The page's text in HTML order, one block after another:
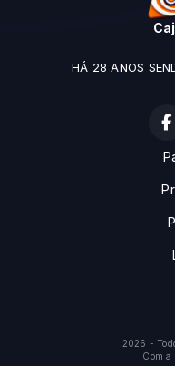
HÁ 28 ANOS
2026 -
Com a